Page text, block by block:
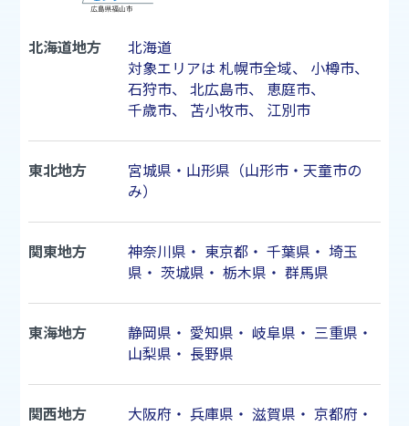
北海道地方
北海道
対象エリアは 札幌市全域、 小樽市、
石狩市、 北広島市、 恵庭市、
千歳市、 苫小牧市、 江別市
東北地方
宮城県・山形県（山形市・天童市の
み）
関東地方 神奈川県 ・ 東京都・ 千葉県 ・ 埼玉
県 ・ 茨城県 ・ 栃木県 ・ 群馬県
東海地方 静岡県 ・ 愛知県 ・ 岐阜県 ・ 三重県 ・
山梨県 ・ 長野県
関西地方 大阪府 ・ 兵庫県 ・ 滋賀県 ・ 京都府 ・